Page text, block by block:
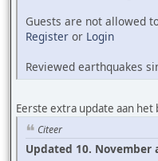
Guests are not allowed
Register or Login
Reviewed earthquakes
Eerste extra update aan het
Citeer
Updated 10. November